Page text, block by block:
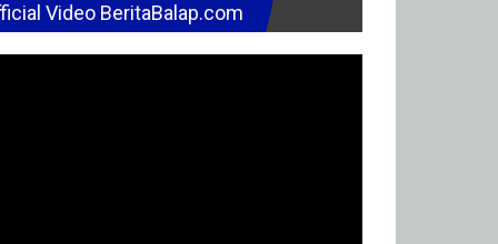
Video BeritaBalap.com